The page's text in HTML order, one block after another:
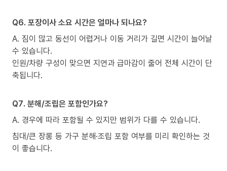
Q6. 포장이사 소요 시간은 얼마나 되나요?
A. 짐이 많고 동선이 어렵거나 이동 거리가 길면 시간이 늘어날
수 있습니다.
인원/차량 구성이 맞으면 지연과 급마감이 줄어 전체 시간이 단
축됩니다.
Q7. 분해/조립은 포함인가요?
A. 경우에 따라 포함될 수 있지만 범위가 다를 수 있습니다.
침대/큰 장롱 등 가구 분해·조립 포함 여부를 미리 확인하는 것
이 좋습니다.